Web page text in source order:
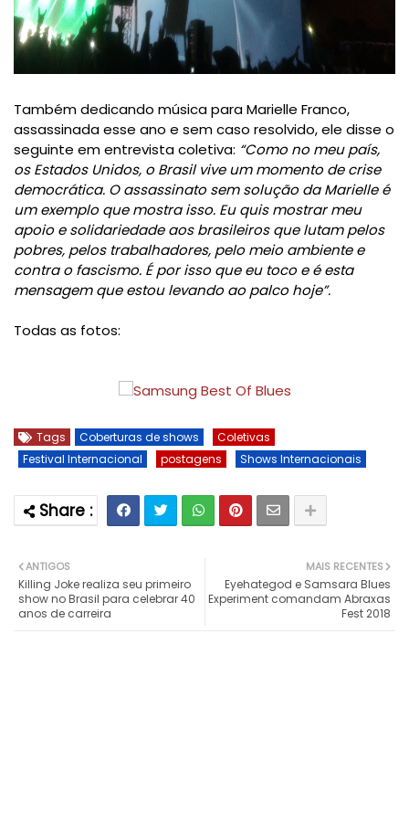
Também dedicando música para Marielle Franco,
assassinada esse ano e sem caso resolvido, ele disse o
seguinte em entrevista coletiva: “Como no meu país,
os Estados Unidos, o Brasil vive um momento de crise
democrática. O assassinato sem solução da Marielle é
um exemplo que mostra isso. Eu quis mostrar meu
apoio e solidariedade aos brasileiros que lutam pelos
pobres, pelos trabalhadores, pelo meio ambiente e
contra o fascismo. É por isso que eu toco e é esta
mensagem que estou levando ao palco hoje”.
Todas as fotos:
Tags Coberturas de shows
Coletivas
Festival Internacional
postagens Shows Internacionais
MAIS RECENTES
Eyehategod e Samsara Blues
Experiment comandam Abraxas
Fest 2018
ANTIGOS
Killing Joke realiza seu primeiro
show no Brasil para celebrar 40
anos de carreira